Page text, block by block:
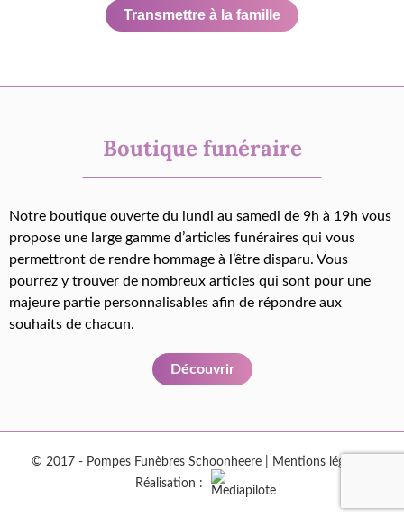
Transmettre à la famille
Boutique funéraire
Notre boutique ouverte du lundi au samedi de 9h à 19h vous
propose une large gamme d’articles funéraires qui vous
permettront de rendre hommage à l’être disparu. Vous
pourrez y trouver de nombreux articles qui sont pour une
majeure partie personnalisables afin de répondre aux
souhaits de chacun.
Découvrir
© 2017 - Pompes Funèbres Schoonheere | Mentions légales
Réalisation :